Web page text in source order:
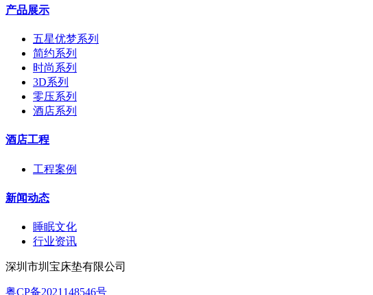
产品展示
五星优梦系列
简约系列
时尚系列
3D系列
零压系列
酒店系列
酒店工程
工程案例
新闻动态
睡眠文化
行业资讯
深圳市圳宝床垫有限公司
粤CP备2021148546号